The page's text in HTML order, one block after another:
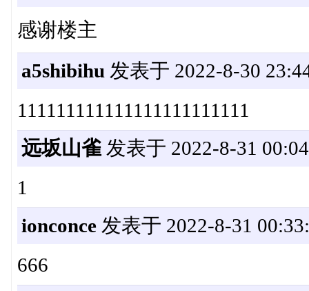
感谢楼主
a5shibihu 发表于 2022-8-30
111111111111111111111111
远坂山雀发表于 2022-8-31
1
ionconce发表于 2022-8-31
666